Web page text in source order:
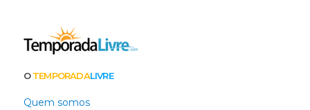
OTEMPORADALIVRE
Quem somos